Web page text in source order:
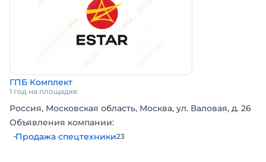
ГПБ Комплект
1 год на площадке
Россия, Московская область, Москва, ул. Валовая, д. 26
Объявления компании:
Продажа спецтехники23